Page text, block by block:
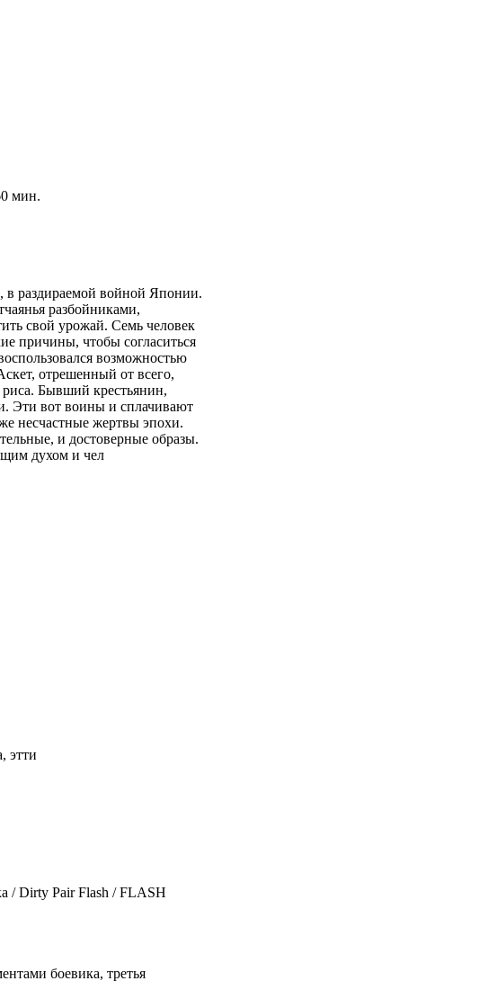
мин.
в раздираемой войной Японии.
разбойниками,
свой урожай. Семь человек
причины, чтобы согласиться
возможностью
отрешенный от всего,
риса. Бывший крестьянин,
Эти вот воины и сплачивают
несчастные жертвы эпохи.
и достоверные образы.
духом и чел
этти
боевика, третья